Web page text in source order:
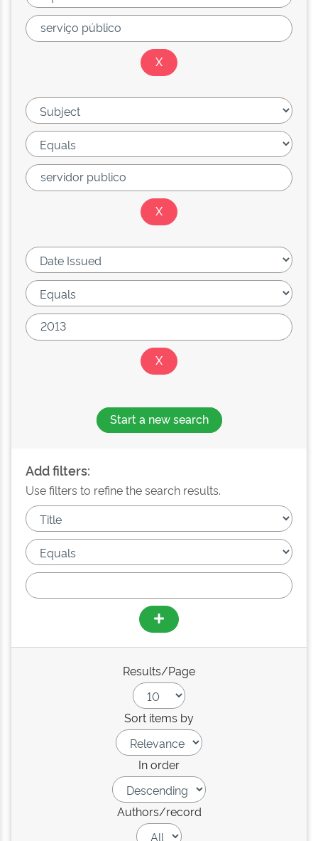
Start a new search
Add filters:
Use filters to refine the search results.
Results/Page
Sort items by
In order
Authors/record